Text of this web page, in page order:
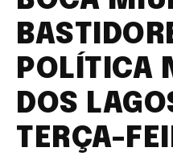
POLÍTICA
DOS
TERÇA-